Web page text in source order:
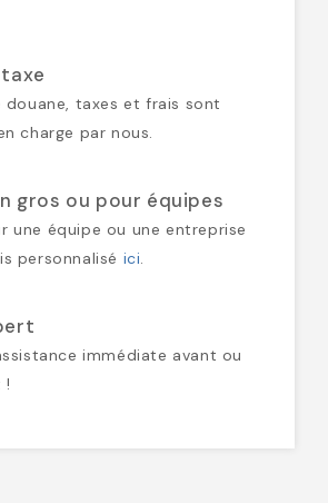
douane, taxes et frais sont
charge par nous.
gros ou pour équipes
une équipe ou une entreprise
personnalisé ici.
immédiate avant ou
!